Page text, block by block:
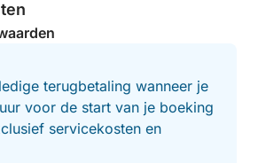
dag:
gratis
per stuk, €60 voor twee SUP-
terugbetaling wanneer je
voor de start van je boeking
servicekosten en